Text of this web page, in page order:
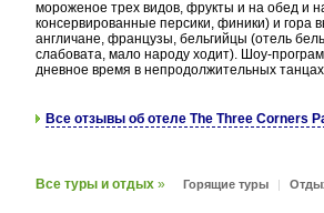
мороженое трех видов, фрукты и на обед и
консервированные персики, финики) и гора
англичане, французы, бельгийцы (отель
слабовата, мало народу ходит). Шоу-
дневное время в непродолжительных
Все отзывы об отеле The Three Corners
Все туры и отдых » Горящие туры |